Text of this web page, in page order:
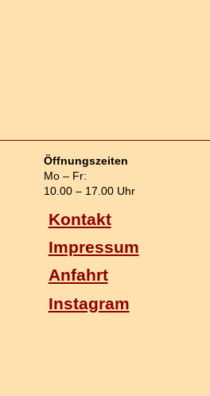
Öffnungszeiten
Mo – Fr:
10.00 – 17.00 Uhr
Kontakt
Impressum
Anfahrt
Instagram